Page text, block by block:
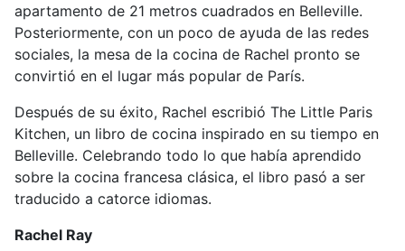
apartamento de 21 metros cuadrados en Belleville.
Posteriormente, con un poco de ayuda de las redes
sociales, la mesa de la cocina de Rachel pronto se
convirtió en el lugar más popular de París.
Después de su éxito, Rachel escribió The Little Paris
Kitchen, un libro de cocina inspirado en su tiempo en
Belleville. Celebrando todo lo que había aprendido
sobre la cocina francesa clásica, el libro pasó a ser
traducido a catorce idiomas.
Rachel Ray